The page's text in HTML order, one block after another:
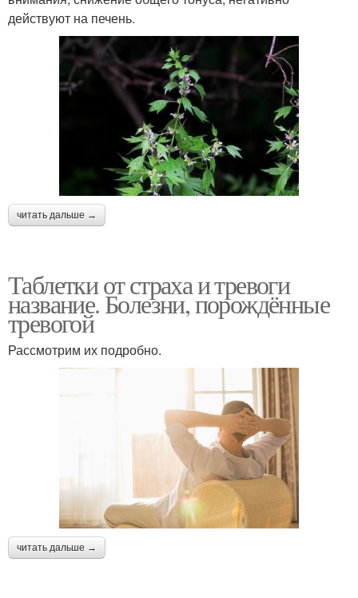
действуют на печень.
читать дальше →
Таблетки от страха и тревоги
название. Болезни, порождённые
тревогой
Рассмотрим их подробно.
читать дальше →